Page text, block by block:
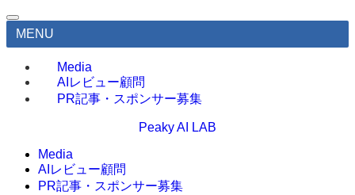
MENU
Media
AIレビュー顧問
PR記事・スポンサー募集
Peaky AI LAB
Media
AIレビュー顧問
PR記事・スポンサー募集